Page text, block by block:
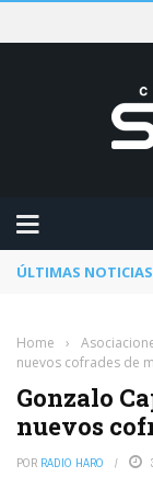
ÚLTIMAS
Home ›
nuevos cofrades de
Gonzalo
nuevos
POR RADIO HARO